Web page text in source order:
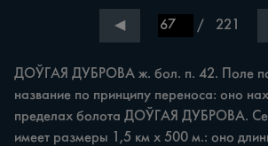
◀ / 221
ДОЎГАЯ ДУБРОВА ж. бол. п. 42. Поле
название по принципу переноса: оно
пределах болота ДОЎГАЯ ДУБРОВА.
имеет размеры 1,5 км х 500 м.: оно